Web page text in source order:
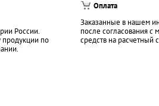
России.
продукции по
Оплата
Заказанные в нашем
после согласования
средств на расчетный